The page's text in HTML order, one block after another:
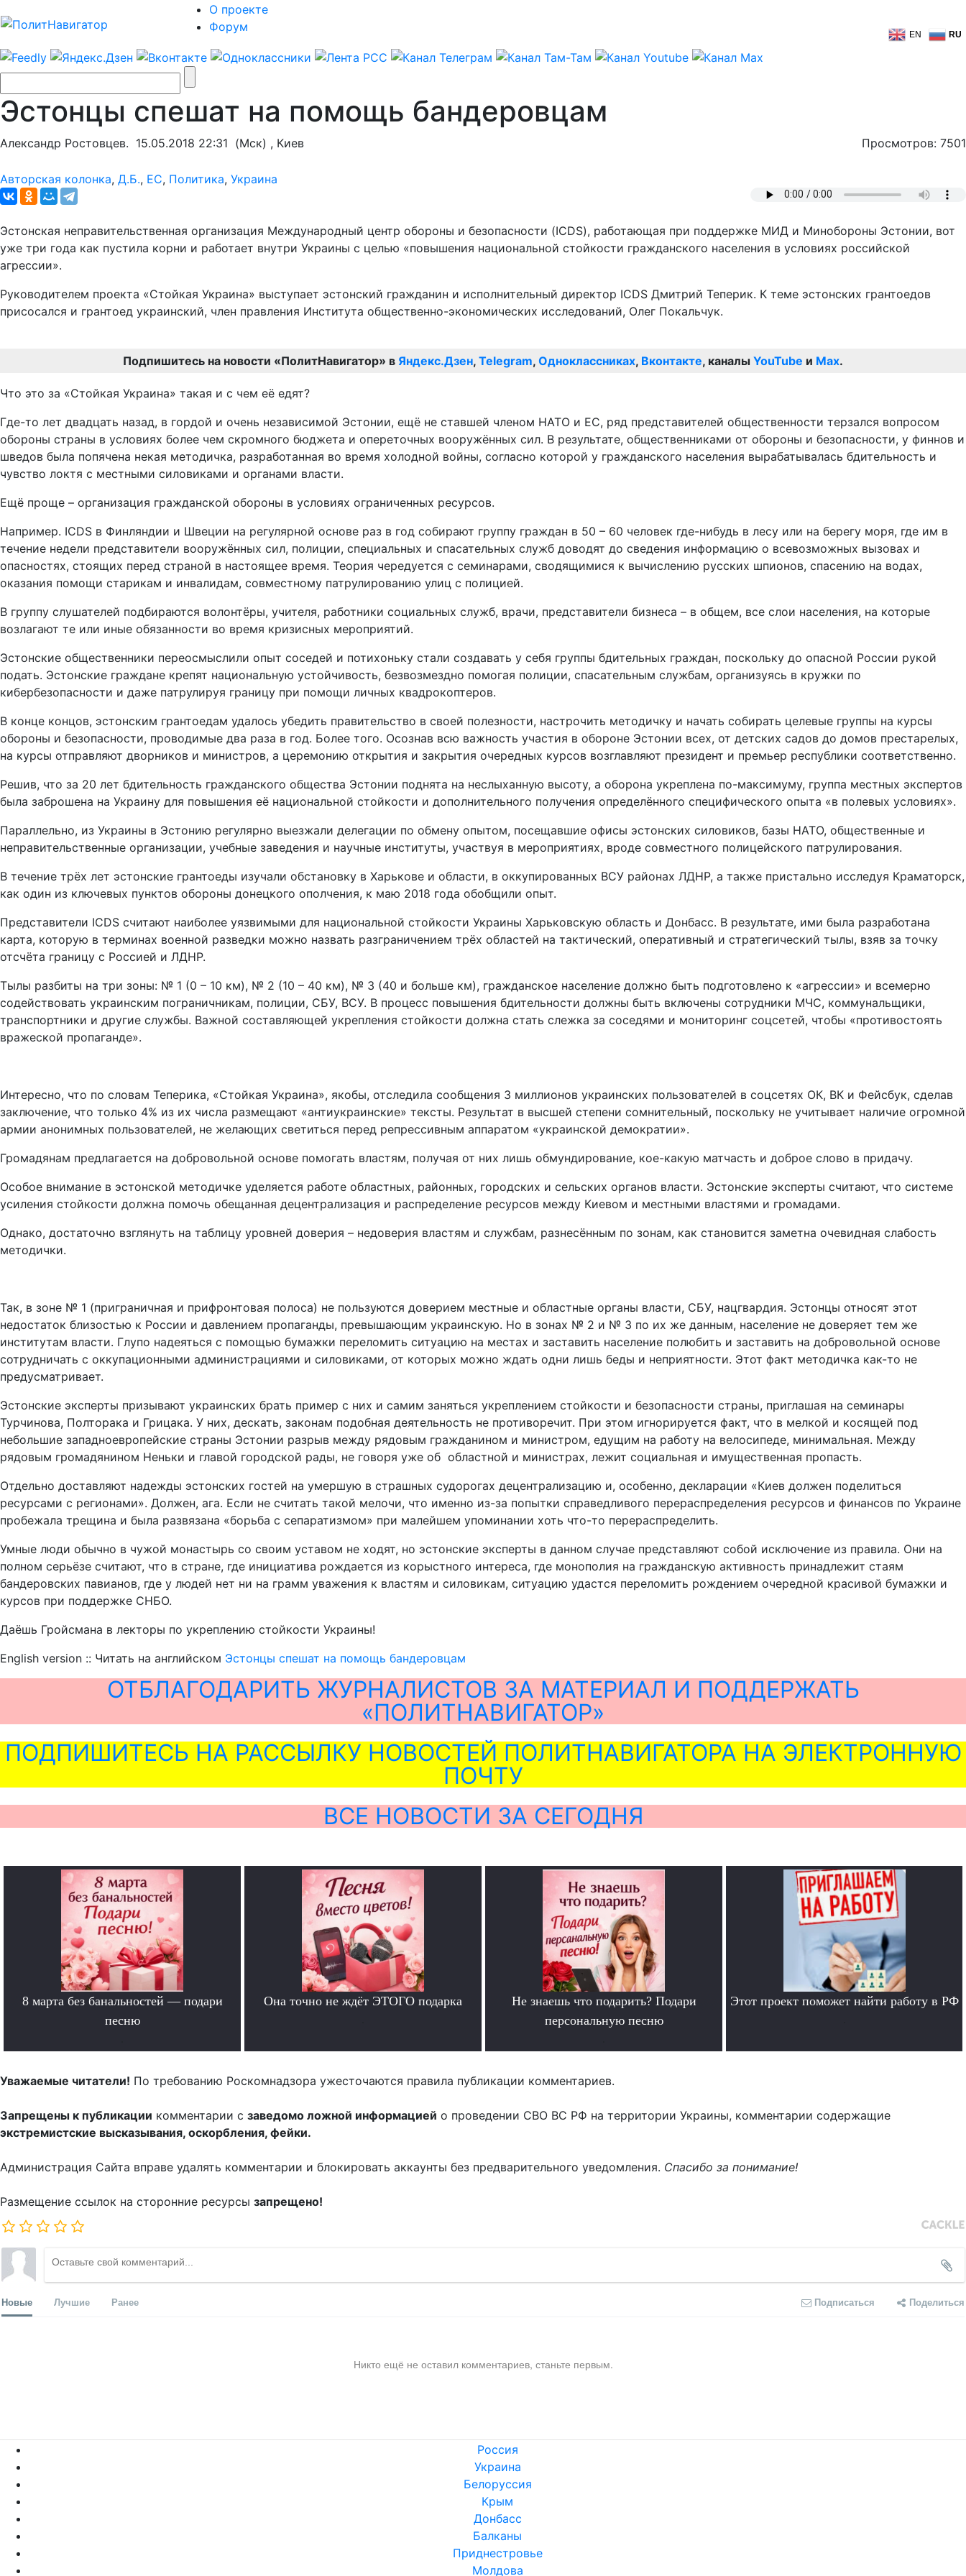
О проекте
Форум
EN RU
Эстонцы спешат на помощь бандеровцам
Александр Ростовцев. 15.05.2018 22:31 (Мск) , Киев Просмотров: 7501
Авторская колонка, Д.Б., ЕС, Политика, Украина
Эстонская неправительственная организация Международный центр обороны и безопасности (ICDS), работающая при поддержке МИД и Минобороны Эстонии, вот
уже три года как пустила корни и работает внутри Украины с целью «повышения национальной стойкости гражданского населения в условиях российской
агрессии».
Руководителем проекта «Стойкая Украина» выступает эстонский гражданин и исполнительный директор ICDS Дмитрий Теперик. К теме эстонских грантоедов
присосался и грантоед украинский, член правления Института общественно-экономических исследований, Олег Покальчук.
Подпишитесь на новости «ПолитНавигатор» в Яндекс.Дзен, Telegram, Одноклассниках, Вконтакте, каналы YouTube и Max.
Что это за «Стойкая Украина» такая и с чем её едят?
Где-то лет двадцать назад, в гордой и очень независимой Эстонии, ещё не ставшей членом НАТО и ЕС, ряд представителей общественности терзался вопросом
обороны страны в условиях более чем скромного бюджета и опереточных вооружённых сил. В результате, общественниками от обороны и безопасности, у финнов и
шведов была попячена некая методичка, разработанная во время холодной войны, согласно которой у гражданского населения вырабатывалась бдительность и
чувство локтя с местными силовиками и органами власти.
Ещё проще – организация гражданской обороны в условиях ограниченных ресурсов.
Например. ICDS в Финляндии и Швеции на регулярной основе раз в год собирают группу граждан в 50 – 60 человек где-нибудь в лесу или на берегу моря, где им в
течение недели представители вооружённых сил, полиции, специальных и спасательных служб доводят до сведения информацию о всевозможных вызовах и
опасностях, стоящих перед страной в настоящее время. Теория чередуется с семинарами, сводящимися к вычислению русских шпионов, спасению на водах,
оказания помощи старикам и инвалидам, совместному патрулированию улиц с полицией.
В группу слушателей подбираются волонтёры, учителя, работники социальных служб, врачи, представители бизнеса – в общем, все слои населения, на которые
возлагают те или иные обязанности во время кризисных мероприятий.
Эстонские общественники переосмыслили опыт соседей и потихоньку стали создавать у себя группы бдительных граждан, поскольку до опасной России рукой
подать. Эстонские граждане крепят национальную устойчивость, безвозмездно помогая полиции, спасательным службам, организуясь в кружки по
кибербезопасности и даже патрулируя границу при помощи личных квадрокоптеров.
В конце концов, эстонским грантоедам удалось убедить правительство в своей полезности, настрочить методичку и начать собирать целевые группы на курсы
обороны и безопасности, проводимые два раза в год. Более того. Осознав всю важность участия в обороне Эстонии всех, от детских садов до домов престарелых,
на курсы отправляют дворников и министров, а церемонию открытия и закрытия очередных курсов возглавляют президент и премьер республики соответственно.
Решив, что за 20 лет бдительность гражданского общества Эстонии поднята на неслыханную высоту, а оборона укреплена по-максимуму, группа местных экспертов
была заброшена на Украину для повышения её национальной стойкости и дополнительного получения определённого специфического опыта «в полевых условиях».
Параллельно, из Украины в Эстонию регулярно выезжали делегации по обмену опытом, посещавшие офисы эстонских силовиков, базы НАТО, общественные и
неправительственные организации, учебные заведения и научные институты, участвуя в мероприятиях, вроде совместного полицейского патрулирования.
В течение трёх лет эстонские грантоеды изучали обстановку в Харькове и области, в оккупированных ВСУ районах ЛДНР, а также пристально исследуя Краматорск,
как один из ключевых пунктов обороны донецкого ополчения, к маю 2018 года обобщили опыт.
Представители ICDS считают наиболее уязвимыми для национальной стойкости Украины Харьковскую область и Донбасс. В результате, ими была разработана
карта, которую в терминах военной разведки можно назвать разграничением трёх областей на тактический, оперативный и стратегический тылы, взяв за точку
отсчёта границу с Россией и ЛДНР.
Тылы разбиты на три зоны: № 1 (0 – 10 км), № 2 (10 – 40 км), № 3 (40 и больше км), гражданское население должно быть подготовлено к «агрессии» и всемерно
содействовать украинским пограничникам, полиции, СБУ, ВСУ. В процесс повышения бдительности должны быть включены сотрудники МЧС, коммунальщики,
транспортники и другие службы. Важной составляющей укрепления стойкости должна стать слежка за соседями и мониторинг соцсетей, чтобы «противостоять
вражеской пропаганде».
Интересно, что по словам Теперика, «Стойкая Украина», якобы, отследила сообщения 3 миллионов украинских пользователей в соцсетях ОК, ВК и Фейсбук, сделав
заключение, что только 4% из их числа размещают «антиукраинские» тексты. Результат в высшей степени сомнительный, поскольку не учитывает наличие огромной
армии анонимных пользователей, не желающих светиться перед репрессивным аппаратом «украинской демократии».
Громадянам предлагается на добровольной основе помогать властям, получая от них лишь обмундирование, кое-какую матчасть и доброе слово в придачу.
Особое внимание в эстонской методичке уделяется работе областных, районных, городских и сельских органов власти. Эстонские эксперты считают, что системе
усиления стойкости должна помочь обещанная децентрализация и распределение ресурсов между Киевом и местными властями и громадами.
Однако, достаточно взглянуть на таблицу уровней доверия – недоверия властям и службам, разнесённым по зонам, как становится заметна очевидная слабость
методички.
Так, в зоне № 1 (приграничная и прифронтовая полоса) не пользуются доверием местные и областные органы власти, СБУ, нацгвардия. Эстонцы относят этот
недостаток близостью к России и давлением пропаганды, превышающим украинскую. Но в зонах № 2 и № 3 по их же данным, население не доверяет тем же
институтам власти. Глупо надеяться с помощью бумажки переломить ситуацию на местах и заставить население полюбить и заставить на добровольной основе
сотрудничать с оккупационными администрациями и силовиками, от которых можно ждать одни лишь беды и неприятности. Этот факт методичка как-то не
предусматривает.
Эстонские эксперты призывают украинских брать пример с них и самим заняться укреплением стойкости и безопасности страны, приглашая на семинары
Турчинова, Полторака и Грицака. У них, дескать, законам подобная деятельность не противоречит. При этом игнорируется факт, что в мелкой и косящей под
небольшие западноевропейские страны Эстонии разрыв между рядовым гражданином и министром, едущим на работу на велосипеде, минимальная. Между
рядовым громадянином Неньки и главой городской рады, не говоря уже об областной и министрах, лежит социальная и имущественная пропасть.
Отдельно доставляют надежды эстонских гостей на умершую в страшных судорогах децентрализацию и, особенно, декларации «Киев должен поделиться
ресурсами с регионами». Должен, ага. Если не считать такой мелочи, что именно из-за попытки справедливого перераспределения ресурсов и финансов по Украине
пробежала трещина и была развязана «борьба с сепаратизмом» при малейшем упоминании хоть что-то перераспределить.
Умные люди обычно в чужой монастырь со своим уставом не ходят, но эстонские эксперты в данном случае представляют собой исключение из правила. Они на
полном серьёзе считают, что в стране, где инициатива рождается из корыстного интереса, где монополия на гражданскую активность принадлежит стаям
бандеровских павианов, где у людей нет ни на грамм уважения к властям и силовикам, ситуацию удастся переломить рождением очередной красивой бумажки и
курсов при поддержке СНБО.
Даёшь Гройсмана в лекторы по укреплению стойкости Украины!
English version :: Читать на английском Эстонцы спешат на помощь бандеровцам
ОТБЛАГОДАРИТЬ ЖУРНАЛИСТОВ ЗА МАТЕРИАЛ И ПОДДЕРЖАТЬ
«ПОЛИТНАВИГАТОР»
ПОДПИШИТЕСЬ НА РАССЫЛКУ НОВОСТЕЙ ПОЛИТНАВИГАТОРА НА ЭЛЕКТРОННУЮ
ПОЧТУ
ВСЕ НОВОСТИ ЗА СЕГОДНЯ
8 марта без банальностей — подари
песню
Она точно не ждёт ЭТОГО подарка
Не знаешь что подарить? Подари
персональную песню
Этот проект поможет найти работу в РФ
Уважаемые читатели! По требованию Роскомнадзора ужесточаются правила публикации комментариев.
Запрещены к публикации комментарии с заведомо ложной информацией о проведении СВО ВС РФ на территории Украины, комментарии содержащие
экстремистские высказывания, оскорбления, фейки.
Администрация Сайта вправе удалять комментарии и блокировать аккаунты без предварительного уведомления. Спасибо за понимание!
Размещение ссылок на сторонние ресурсы запрещено!
Новые Лучшие Ранее Подписаться Поделиться
Никто ещё не оставил комментариев, станьте первым.
Россия
Украина
Белоруссия
Крым
Донбасс
Балканы
Приднестровье
Молдова